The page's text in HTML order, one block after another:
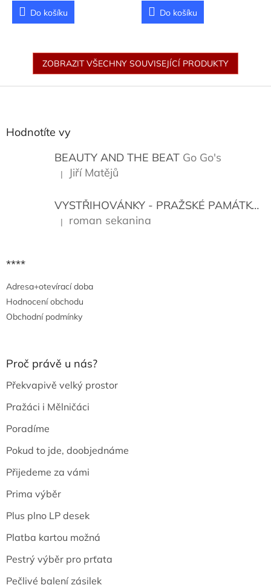
Do košíku Do košíku
ZOBRAZIT VŠECHNY SOUVISEJÍCÍ PRODUKTY
Hodnotíte vy
BEAUTY AND THE BEAT Go Go's
Hodnocení produktu je 5 z 5 hvězdiček.
| Jiří Matějů
VYSTŘIHOVÁNKY - PRAŽSKÉ PAMÁTKY
Hodnocení produktu je 5 z 5 hvězdiček.
| roman sekanina
****
Adresa+otevírací doba
Hodnocení obchodu
Obchodní podmínky
Proč právě u nás?
Překvapivě velký prostor
Pražáci i Mělničáci
Poradíme
Pokud to jde, doobjednáme
Přijedeme za vámi
Prima výběr
Plus plno LP desek
Platba kartou možná
Pestrý výběr pro prťata
Pečlivé balení zásilek